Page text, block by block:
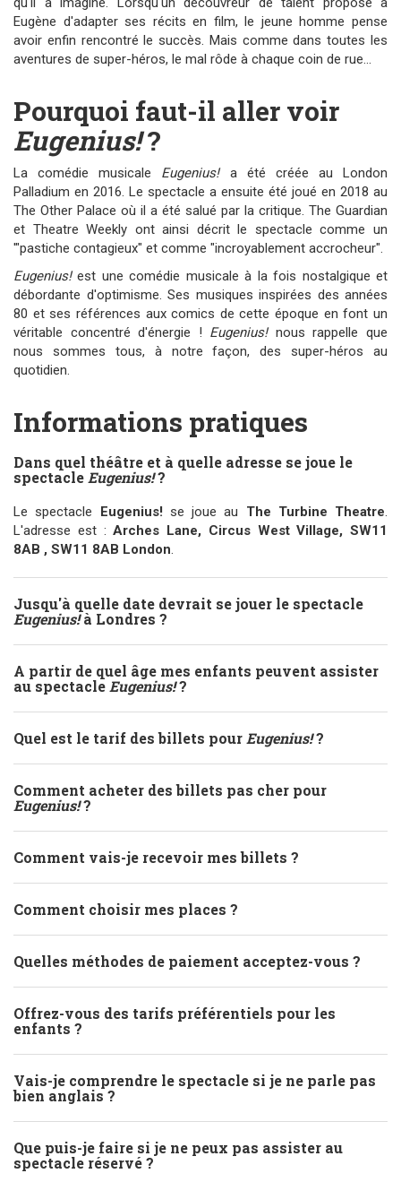
Eugène d'adapter ses récits en film, le jeune homme pense
avoir enfin rencontré le succès. Mais comme dans toutes les
aventures de super-héros, le mal rôde à chaque coin de rue...
Pourquoi faut-il aller voir
Eugenius!?
La comédie musicale Eugenius!a été créée au London
Palladium en 2016. Le spectacle a ensuite été joué en 2018 au
The Other Palace où il a été salué par la critique. The Guardian
et Theatre Weekly ont ainsi décrit le spectacle comme un
'"pastiche contagieux" et comme "incroyablement accrocheur".
Eugenius!est une comédie musicale à la fois nostalgique et
débordante d'optimisme. Ses musiques inspirées des années
80 et ses références aux comics de cette époque en font un
véritable concentré d'énergie ! Eugenius!nous rappelle que
nous sommes tous, à notre façon, des super-héros au
quotidien.
Informations pratiques
Dans quel théâtre et à quelle adresse se joue le
spectacle Eugenius!?
Le spectacle Eugenius! se joue au The Turbine Theatre.
L'adresse est :Arches Lane, Circus West Village, SW11
8AB , SW11 8AB London.
Jusqu'à quelle date devrait se jouer le spectacle
Eugenius!à Londres ?
A partir de quel âge mes enfants peuvent assister
au spectacle Eugenius!?
Quel est le tarif des billets pour Eugenius!?
Comment acheter des billets pas cher pour
Eugenius!?
Comment vais-je recevoir mes billets ?
Comment choisir mes places ?
Quelles méthodes de paiement acceptez-vous ?
Offrez-vous des tarifs préférentiels pour les
enfants ?
Vais-je comprendre le spectacle si je ne parle pas
bien anglais ?
Que puis-je faire si je ne peux pas assister au
spectacle réservé ?